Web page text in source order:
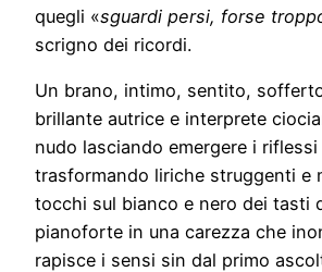
quegli «sguardi persi, forse
scrigno dei ricordi.
Un brano, intimo, sentito,
brillante autrice e interprete
nudo lasciando emergere i
trasformando liriche struggenti e
tocchi sul bianco e nero dei tasti
pianoforte in una carezza che
rapisce i sensi sin dal primo